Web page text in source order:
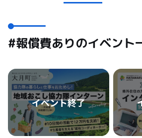
#報償費ありのイベント